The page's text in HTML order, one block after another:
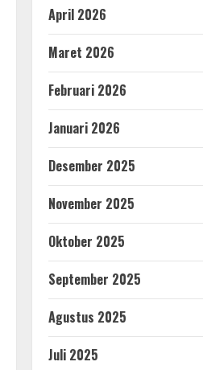
April 2026
Maret 2026
Februari 2026
Januari 2026
Desember 2025
November 2025
Oktober 2025
September 2025
Agustus 2025
Juli 2025